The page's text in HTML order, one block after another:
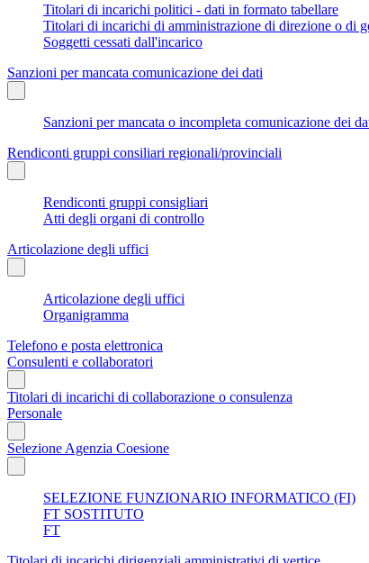
Titolari di incarichi politici - dati in formato tabellare
Titolari di incarichi di amministrazione di direzione o di
Soggetti cessati dall'incarico
Sanzioni per mancata comunicazione dei dati
Sanzioni per mancata o incompleta comunicazione dei
Rendiconti gruppi consiliari regionali/provinciali
Rendiconti gruppi consigliari
Atti degli organi di controllo
Articolazione degli uffici
Articolazione degli uffici
Organigramma
Telefono e posta elettronica
Consulenti e collaboratori
Titolari di incarichi di collaborazione o consulenza
Personale
Selezione Agenzia Coesione
SELEZIONE FUNZIONARIO INFORMATICO (FI)
FT SOSTITUTO
FT